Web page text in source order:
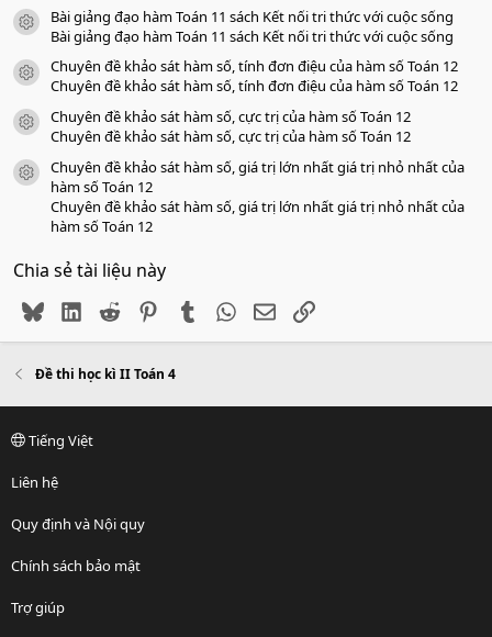
icon tài liệu
Bài giảng đạo hàm Toán 11 sách Kết nối tri thức với cuộc sống
Bài giảng đạo hàm Toán 11 sách Kết nối tri thức với cuộc sống
icon tài liệu
Chuyên đề khảo sát hàm số, tính đơn điệu của hàm số Toán 12
Chuyên đề khảo sát hàm số, tính đơn điệu của hàm số Toán 12
icon tài liệu
Chuyên đề khảo sát hàm số, cực trị của hàm số Toán 12
Chuyên đề khảo sát hàm số, cực trị của hàm số Toán 12
icon tài liệu
Chuyên đề khảo sát hàm số, giá trị lớn nhất giá trị nhỏ nhất của
hàm số Toán 12
Chuyên đề khảo sát hàm số, giá trị lớn nhất giá trị nhỏ nhất của
hàm số Toán 12
Chia sẻ tài liệu này
BlueskyLinkedIn
Reddit PinterestTumblr WhatsApp
EmailLink
Đề thi học kì II Toán 4
Tiếng Việt
Liên hệ
Quy định và Nội quy
Chính sách bảo mật
Trợ giúp